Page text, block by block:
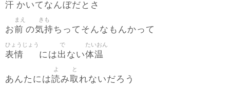
汗 かいてなんぼだとさ
お前
まえ
の気持
きも
ちってそんなもんかって
表情
ひょうじょう
には出
で
ない体温
たいおん
あんたには読
よ
み取
と
れないだろう